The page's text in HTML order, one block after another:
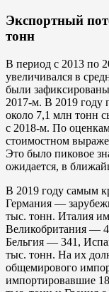
Экспортный
тонн
В период с 2013 по
увеличивался в
были
2017-м. В 2019 году
около 7,1 млн тонн
с 2018-м. По
стоимостном
Это было пиковое
ожидается, в
В 2019 году самым
Германия —
тыс. тонн. Италия
Великобритания —
Бельгия — 341,
тыс. тонн. На их
общемирового
импортировавшие